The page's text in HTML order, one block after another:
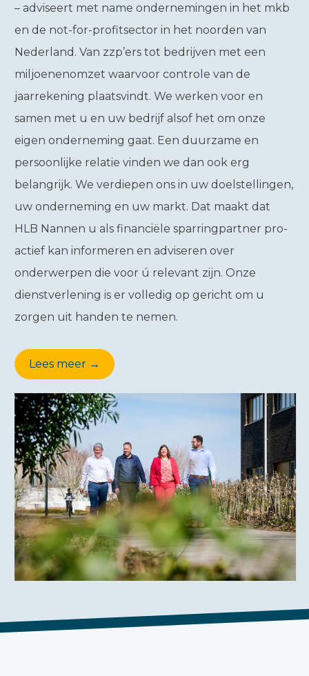
– adviseert met name ondernemingen in het mkb
en de not-for-profitsector in het noorden van
Nederland. Van zzp’ers tot bedrijven met een
miljoenenomzet waarvoor controle van de
jaarrekening plaatsvindt. We werken voor en
samen met u en uw bedrijf alsof het om onze
eigen onderneming gaat. Een duurzame en
persoonlijke relatie vinden we dan ook erg
belangrijk. We verdiepen ons in uw doelstellingen,
uw onderneming en uw markt. Dat maakt dat
HLB Nannen u als financiële sparringpartner pro-
actief kan informeren en adviseren over
onderwerpen die voor ú relevant zijn. Onze
dienstverlening is er volledig op gericht om u
zorgen uit handen te nemen.
Lees meer →